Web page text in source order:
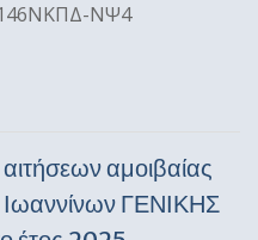
ΝΨ4
αμοιβαίας
ΓΕΝΙΚΗΣ